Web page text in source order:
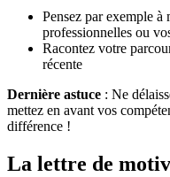
Pensez par exemple à
professionnelles ou
Racontez votre
récente
Dernière astuce : Ne
mettez en avant vos
différence !
La lettre de